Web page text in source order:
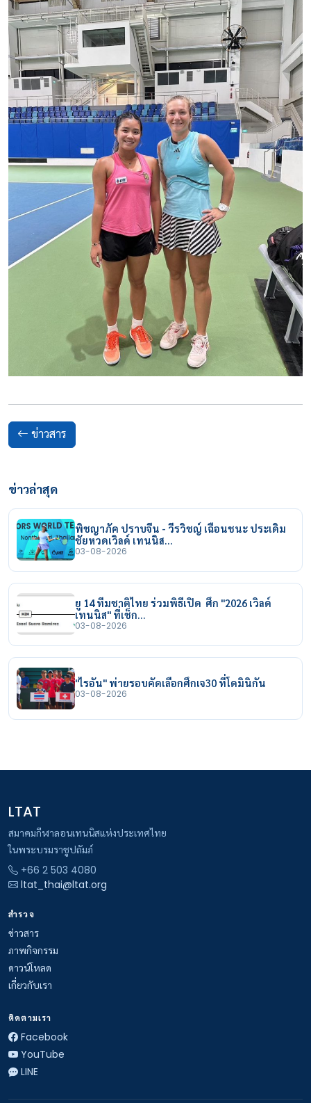
ข่าวสาร
ข่าวล่าสุด
พิชญาภัค ปราบจีน - วีรวิชญ์ เฉือนชนะ ประเดิม
ชัยหวดเวิลด์ เทนนิส…
03-08-2026
ยู 14 ทีมชาติไทย ร่วมพิธีเปิด ศึก "2026 เวิลด์
เทนนิส" ที่เช็ก…
03-08-2026
"ไรอัน" พ่ายรอบคัดเลือกศึกเจ30 ที่โดมินิกัน
03-08-2026
LTAT
สมาคมกีฬาลอนเทนนิสแห่งประเทศไทย
ในพระบรมราชูปถัมภ์
+66 2 503 4080
ltat_thai@ltat.org
สำรวจ
ข่าวสาร
ภาพกิจกรรม
ดาวน์โหลด
เกี่ยวกับเรา
ติดตามเรา
Facebook
YouTube
LINE